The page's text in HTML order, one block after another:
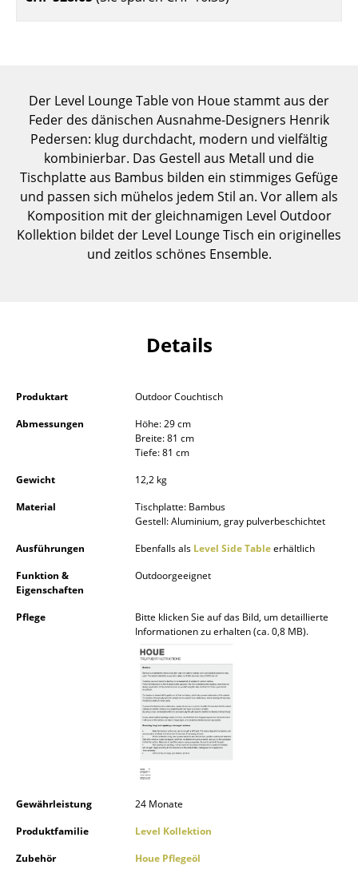
Konferenztische
Stehtische & Stehpulte
Kindertische
Gartentische
Servierwagen
Einzelteile
Bücherregale
Wandregale
Sideboards & Kommoden
TV Möbel
Beistell- & Rollcontainer
Barmöbel
Garderoben
Kleinaufbewahrung
... alle Aufbewahrungsmöbel
Hängeleuchten & Deckenleuchten
Schreibtischleuchten
Der Level Lounge Table von Houe stammt aus der
Feder des dänischen Ausnahme-Designers Henrik
Pedersen: klug durchdacht, modern und vielfältig
kombinierbar. Das Gestell aus Metall und die
Tischplatte aus Bambus bilden ein stimmiges Gefüge
und passen sich mühelos jedem Stil an. Vor allem als
Komposition mit der gleichnamigen Level Outdoor
Kollektion bildet der Level Lounge Tisch ein originelles
und zeitlos schönes Ensemble.
Details
Produktart
Outdoor Couchtisch
Abmessungen
Höhe: 29 cm
Breite: 81 cm
Tiefe: 81 cm
Gewicht
12,2 kg
Material
Tischplatte: Bambus
Gestell: Aluminium, gray pulverbeschichtet
Ausführungen
Ebenfalls als Level Side Tableerhältlich
Funktion &
Eigenschaften
Outdoorgeeignet
Pflege
Bitte klicken Sie auf das Bild, um detaillierte
Informationen zu erhalten (ca. 0,8 MB).
Gewährleistung
24 Monate
Produktfamilie
Level Kollektion
Zubehör
Houe Pflegeöl